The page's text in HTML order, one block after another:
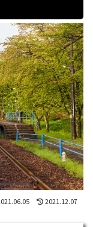
2021.12.07